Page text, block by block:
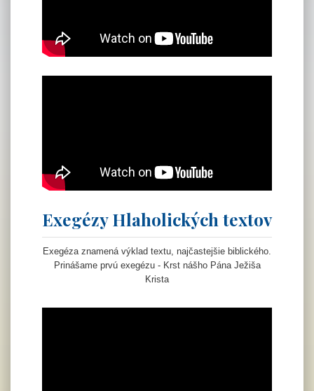
Exegézy Hlaholických textov
Exegéza znamená výklad textu, najčastejšie biblického.
Prinášame prvú exegézu - Krst nášho Pána Ježiša
Krista